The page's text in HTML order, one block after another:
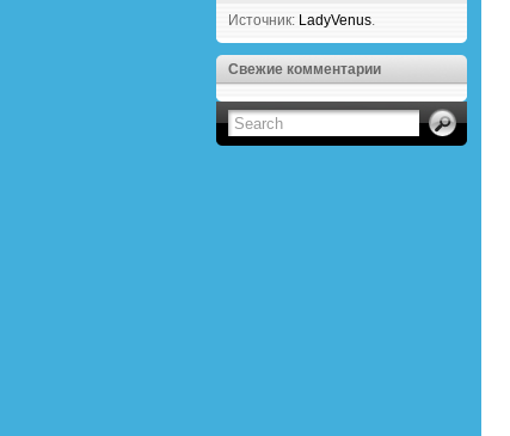
Источник: LadyVenus.
Свежие комментарии